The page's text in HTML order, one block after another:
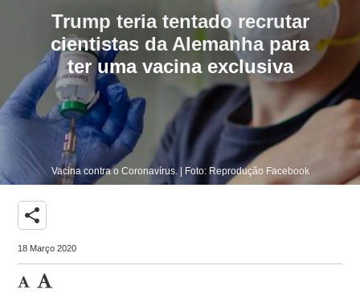
Trump teria tentado recrutar
cientistas da Alemanha para
ter uma vacina exclusiva
Vacina contra o Coronavírus. | Foto: Reprodução Facebook
share
18 Março 2020